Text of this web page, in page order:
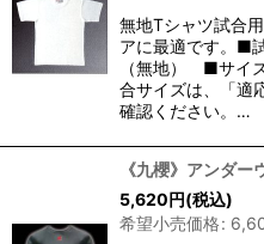
絞
無地Tシャツ試合
アに最適です。■
（無地） ■サイ
合サイズは、「適
確認ください。…
《九櫻》アンダ
5,620円(税込)
希望小売価格: